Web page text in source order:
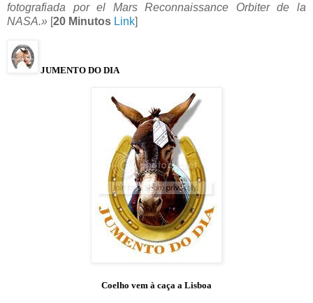
fotografiada por el Mars Reconnaissance Orbiter de la
NASA.» [20 Minutos Link]
JUMENTO DO DIA
Coelho vem à caça a Lisboa